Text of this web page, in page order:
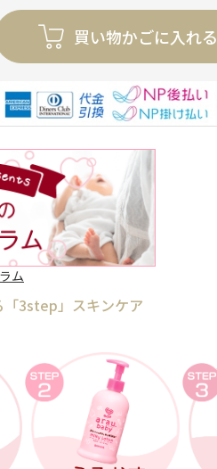
買い物かごに入れる
ム
「3step」スキンケア